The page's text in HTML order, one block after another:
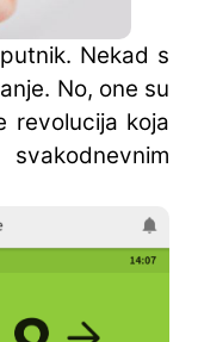
Nekad s
No, one su
revolucija koja